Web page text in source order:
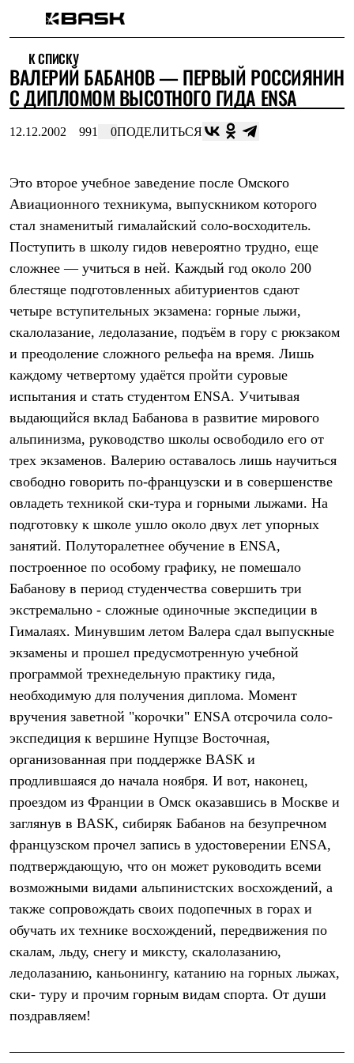
Интернет-магазин
Мужская одежда
Утепленная пухом
Куртки
Жилеты
Куртки
Штормовая одежда
Куртки
Брюки
Софтшелл одежда
Куртки
Брюки
Флисовая одежда
Куртки
Брюки
Термобелье
Теплое термобелье
Легкое термобелье
Лёгкая одежда
Футболки
Толстовки
Брюки
Женская одежда
Утепленная пухом
Жилеты
Утепленная синтетикой
Брюки
Штормовая одежда
Софтшелл одежда
Куртки
Брюки
Лёгкая одежда
Рубашки
Футболки
Брюки
Термобелье
Теплое термобелье
Среднее термобелье
Легкое термобелье
Флисовая одежда
Куртки
Брюки
Детская одежда
Комбинезоны
Куртки
Утепленная синтетикой
Комбинезоны
Куртки
Лёгкая одежда
Толстовки
К СПИСКУ
ВАЛЕРИЙ БАБАНОВ — ПЕРВЫЙ РОССИЯНИН
С ДИПЛОМОМ ВЫСОТНОГО ГИДА ENSA
12.12.2002 991 0ПОДЕЛИТЬСЯ
Это второе учебное заведение после Омского
Авиационного техникума, выпускником которого
стал знаменитый гималайский соло-восходитель.
Поступить в школу гидов невероятно трудно, еще
сложнее — учиться в ней. Каждый год около 200
блестяще подготовленных абитуриентов сдают
четыре вступительных экзамена: горные лыжи,
скалолазание, ледолазание, подъём в гору с рюкзаком
и преодоление сложного рельефа на время. Лишь
каждому четвертому удаётся пройти суровые
испытания и стать студентом ENSA. Учитывая
выдающийся вклад Бабанова в развитие мирового
альпинизма, руководство школы освободило его от
трех экзаменов. Валерию оставалось лишь научиться
свободно говорить по-французски и в совершенстве
овладеть техникой ски-тура и горными лыжами. На
подготовку к школе ушло около двух лет упорных
занятий. Полуторалетнее обучение в ENSA,
построенное по особому графику, не помешало
Бабанову в период студенчества совершить три
экстремально - сложные одиночные экспедиции в
Гималаях. Минувшим летом Валера сдал выпускные
экзамены и прошел предусмотренную учебной
программой трехнедельную практику гида,
необходимую для получения диплома. Момент
вручения заветной "корочки" ENSA отсрочила соло-
экспедиция к вершине Нупцзе Восточная,
организованная при поддержке BASK и
продлившаяся до начала ноября. И вот, наконец,
проездом из Франции в Омск оказавшись в Москве и
заглянув в BASK, сибиряк Бабанов на безупречном
французском прочел запись в удостоверении ENSA,
подтверждающую, что он может руководить всеми
возможными видами альпинистских восхождений, а
также сопровождать своих подопечных в горах и
обучать их технике восхождений, передвижения по
скалам, льду, снегу и миксту, скалолазанию,
ледолазанию, каньонингу, катанию на горных лыжах,
ски- туру и прочим горным видам спорта. От души
поздравляем!